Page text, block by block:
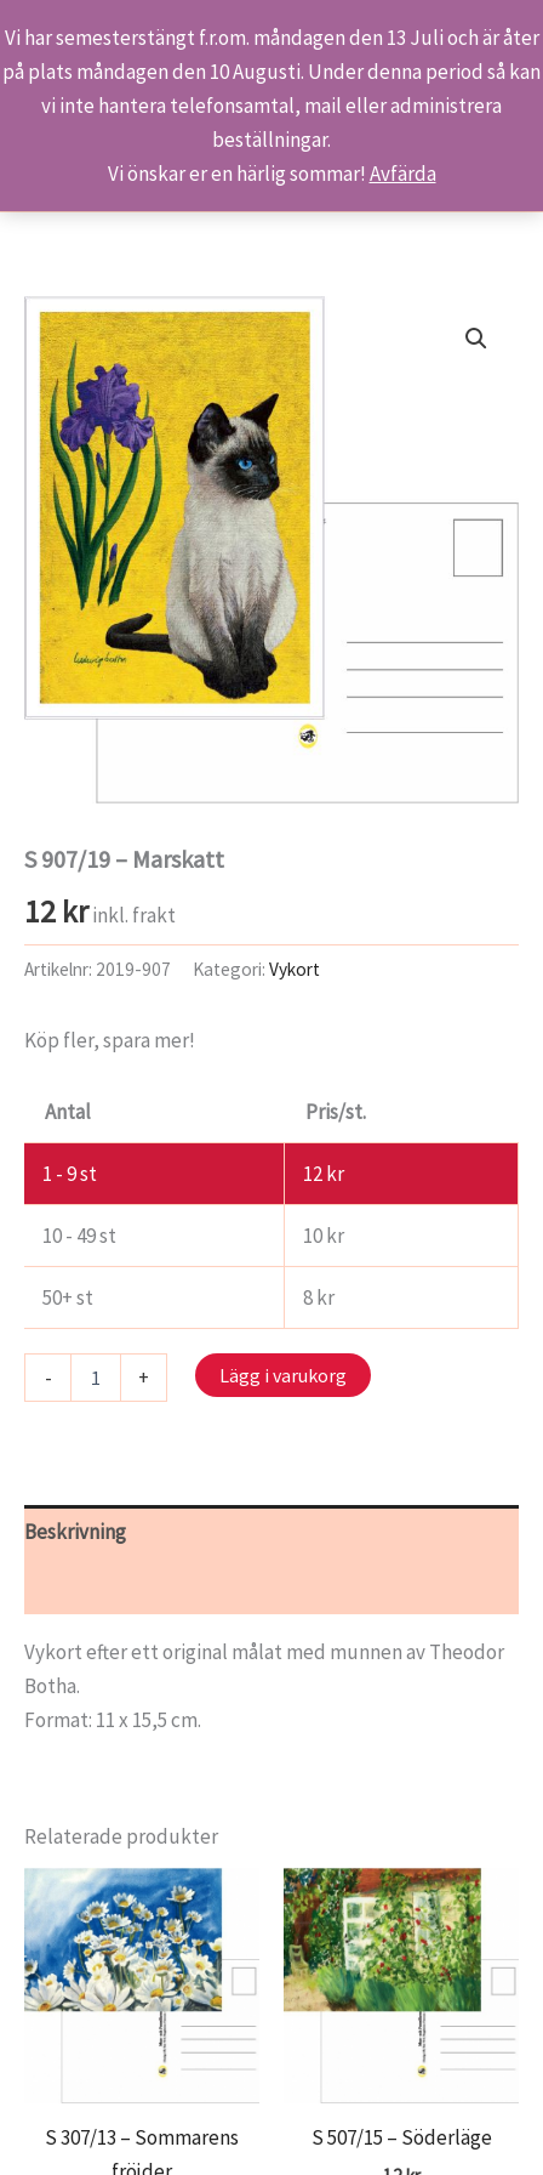
Vi har semesterstängt f.r.om. måndagen den 13 Juli och är åter
på plats måndagen den 10 Augusti. Under denna period så kan
vi inte hantera telefonsamtal, mail eller administrera
beställningar.
Vi önskar er en härlig sommar! Avfärda
Hoppa
Sök
Hem Butiken Produkter S 907/19 – Marskatt
S 907/19 – Marskatt
12 krinkl. frakt
Artikelnr: 2019-907 Kategori: Vykort
Köp fler, spara mer!
Antal Pris/st.
1 - 9st 12kr
10 - 49 st 10kr
50+ st 8kr
- + Lägg i varukorg
Beskrivning
Vykort efter ett original målat med munnen av Theodor
Botha.
Format: 11 x 15,5 cm.
Relaterade produkter
S 307/13 – Sommarens
S 507/15 – Söderläge